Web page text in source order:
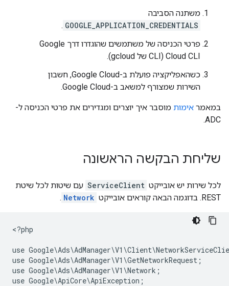
משתנה הסביבה
GOOGLE_APPLICATION_CREDENTIALS
.
פרטי הכניסה של משתמשים שהוגדרו דרך Google
Cloud CLI‏ (CLI של gcloud).
כשהאפליקציה פועלת ב-Google Cloud, חשבון
השירות שמצורף למשאב ב-Google Cloud.
במאמר אימות מוסבר איך יוצרים ומגדירים את פרטי הכניסה ל-
ADC.
שליחת הבקשה הראשונה
לכל שירות יש אובייקט ServiceClient עם שיטות לכל שיטת
REST. בדוגמה הבאה קוראים אובייקט
Network
.
<?php
use
use Google\Ads\AdManager\V1\GetNetworkRequest;
use Google\Ads\AdManager\V1\Network;
use Google\ApiCore\ApiException;